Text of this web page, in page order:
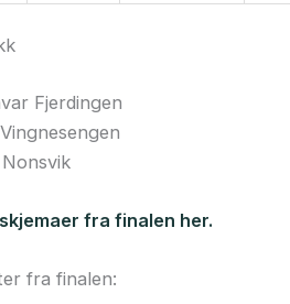
Fjerdingen
fra finalen her.
fra finalen: